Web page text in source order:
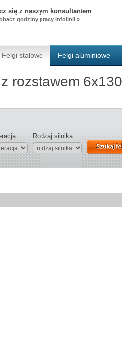
się z naszym konsultantem
godziny pracy infolinii »
Felgi stalowe Felgi aluminiowe
rozstawem 6x130
Rodzaj silnika